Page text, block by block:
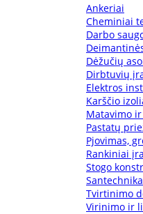
Ankeriai
Cheminiai
Darbo
Dėžučių
Dirbtuvių
Elektros
Karščio
Matavimo
Pastatų
Pjovimas,
Rankiniai
Stogo
Santechnika
Tvirtinimo
Virinimo ir